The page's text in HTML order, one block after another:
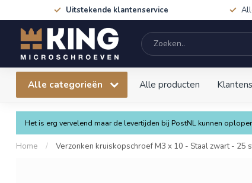
Uitstekende klantenservice
Alle categorieën Alle producten
Het is erg vervelend maar de levertijden bij PostNL kunnen
Home / Verzonken kruiskopschroef M3 x 10 - Staal zwart - 25